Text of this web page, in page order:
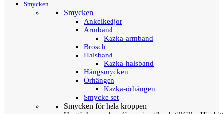
Smycken
Smycken
Ankelkedjor
Armband
Kazka-armband
Brosch
Halsband
Kazka-halsband
Hängsmycken
Örhängen
Kazka-örhängen
Smycke set
Smycken för hela kroppen